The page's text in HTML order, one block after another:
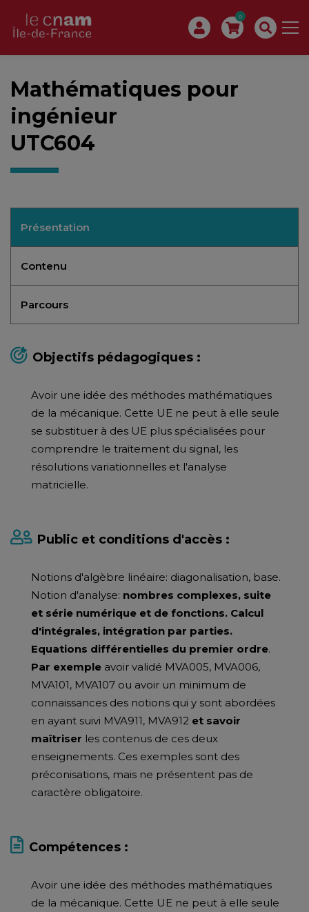
0
Mathématiques pour
ingénieur
UTC604
Présentation
Contenu
Parcours
Objectifs pédagogiques :
Avoir une idée des méthodes mathématiques
de la mécanique. Cette UE ne peut à elle seule
se substituer à des UE plus spécialisées pour
comprendre le traitement du signal, les
résolutions variationnelles et l'analyse
matricielle.
Public et conditions d'accès :
Notions d'algèbre linéaire: diagonalisation, base.
Notion d'analyse: nombres complexes, suite
et série numérique et de fonctions. Calcul
d'intégrales, intégration par parties.
Equations différentielles du premier ordre.
Par exemple avoir validé MVA005, MVA006,
MVA101, MVA107 ou avoir un minimum de
connaissances des notions qui y sont abordées
en ayant suivi MVA911, MVA912 et savoir
maîtriser les contenus de ces deux
enseignements. Ces exemples sont des
préconisations, mais ne présentent pas de
caractère obligatoire.
Compétences :
Avoir une idée des méthodes mathématiques
de la mécanique. Cette UE ne peut à elle seule